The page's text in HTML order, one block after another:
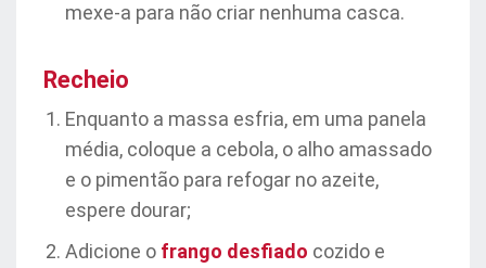
mexe-a para não criar nenhuma casca.
Recheio
Enquanto a massa esfria, em uma panela
média, coloque a cebola, o alho amassado
e o pimentão para refogar no azeite,
espere dourar;
Adicione o frango desfiado cozido e